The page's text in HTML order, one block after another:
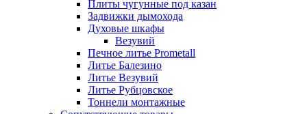
Плиты чугунные под казан
Задвижки дымохода
Духовые шкафы
Везувий
Печное литье Prometall
Литье Балезино
Литье Везувий
Литье Рубцовское
Тоннели монтажные